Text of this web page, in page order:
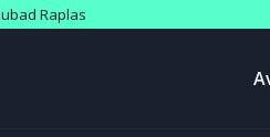
Raplas